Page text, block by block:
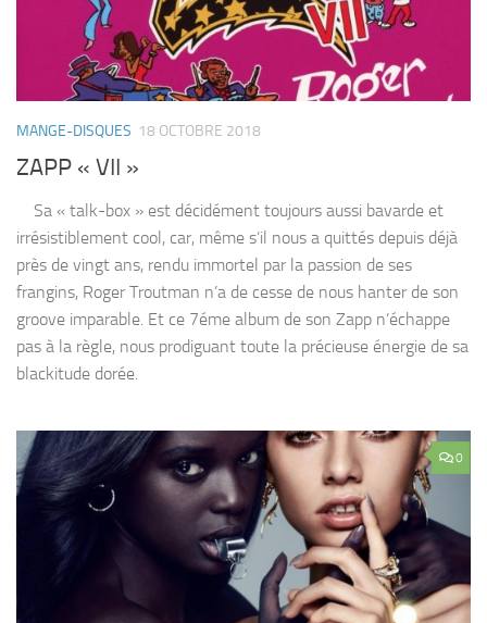
MANGE-DISQUES 18 OCTOBRE 2018
ZAPP « VII »
Sa « talk-box » est décidément toujours aussi bavarde et
irrésistiblement cool, car, même s’il nous a quittés depuis déjà
près de vingt ans, rendu immortel par la passion de ses
frangins, Roger Troutman n’a de cesse de nous hanter de son
groove imparable. Et ce 7éme album de son Zapp n’échappe
pas à la règle, nous prodiguant toute la précieuse énergie de sa
blackitude dorée.
0